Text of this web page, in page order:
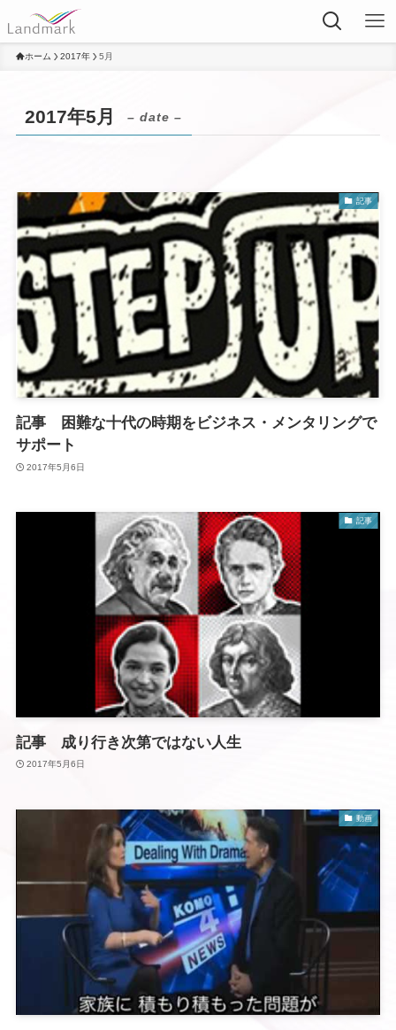
ホーム 2017年 5月
2017年5月 – date –
記事
記事 困難な十代の時期をビジネス・メンタリングで
サポート
2017年5月6日
記事
記事 成り行き次第ではない人生
2017年5月6日
動画